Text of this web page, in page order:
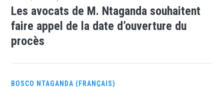
Les avocats de M. Ntaganda souhaitent
faire appel de la date d’ouverture du
procès
BOSCO NTAGANDA (FRANÇAIS)